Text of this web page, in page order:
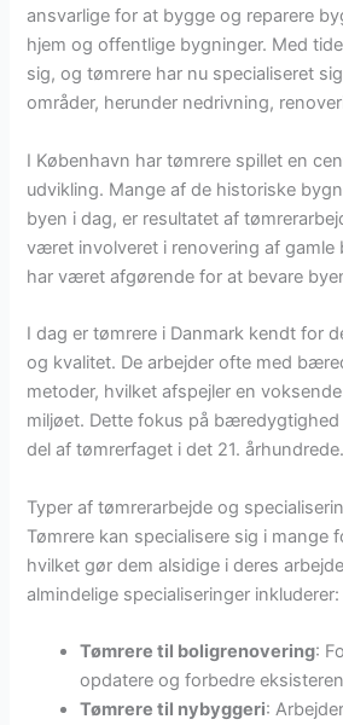
ansvarlige for at bygge og reparere
hjem og offentlige bygninger. Med
sig, og tømrere har nu specialiseret
områder, herunder nedrivning,
I København har tømrere spillet en
udvikling. Mange af de historiske
byen i dag, er resultatet af
været involveret i renovering af gamle
har været afgørende for at bevare
I dag er tømrere i Danmark kendt for
og kvalitet. De arbejder ofte med
metoder, hvilket afspejler en
miljøet. Dette fokus på
del af tømrerfaget i det 21. århundrede.
Typer af tømrerarbejde og
Tømrere kan specialisere sig i mange
hvilket gør dem alsidige i deres
almindelige specialiseringer inkluderer:
Tømrere til boligrenovering:
opdatere og forbedre
Tømrere til nybyggeri: